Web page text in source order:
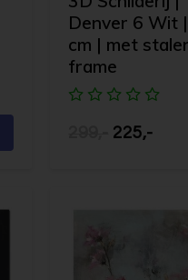
Denver 6 Wit
cm | met
frame
225,-